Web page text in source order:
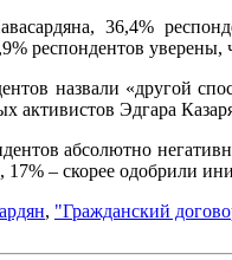
36,4%
респондентов
назвали «другой
активистов Эдгара
абсолютно
– скорее одобрили
, "Гражданский